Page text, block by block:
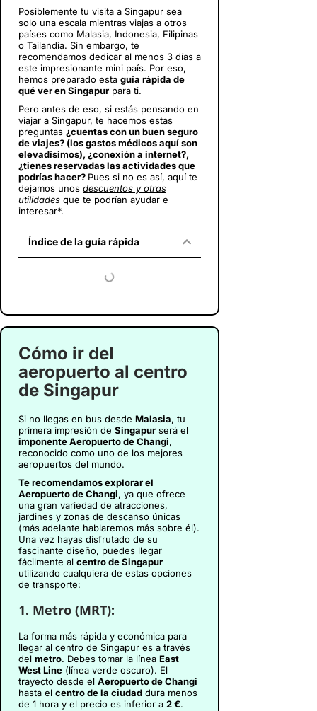
Posiblemente tu visita a Singapur sea
solo una escala mientras viajas a otros
países como Malasia, Indonesia, Filipinas
o Tailandia. Sin embargo, te
recomendamos dedicar al menos 3 días a
este impresionante mini país. Por eso,
hemos preparado esta guía rápida de
qué ver en Singapur para ti.
Pero antes de eso, si estás pensando en
viajar a Singapur, te hacemos estas
preguntas ¿cuentas con un buen seguro
de viajes? (los gastos médicos aquí son
elevadísimos), ¿conexión a internet?,
¿tienes reservadas las actividades que
podrías hacer? Pues si no es así, aquí te
dejamos unos descuentos y otras
utilidades que te podrían ayudar e
interesar*.
Índice de la guía rápida
Cómo ir del
aeropuerto al centro
de Singapur
Si no llegas en bus desde Malasia, tu
primera impresión de Singapur será el
imponente Aeropuerto de Changi,
reconocido como uno de los mejores
aeropuertos del mundo.
Te recomendamos explorar el
Aeropuerto de Changi, ya que ofrece
una gran variedad de atracciones,
jardines y zonas de descanso únicas
(más adelante hablaremos más sobre él).
Una vez hayas disfrutado de su
fascinante diseño, puedes llegar
fácilmente al centro de Singapur
utilizando cualquiera de estas opciones
de transporte:
1. Metro (MRT):
La forma más rápida y económica para
llegar al centro de Singapur es a través
del metro. Debes tomar la línea East
West Line (línea verde oscuro). El
trayecto desde el Aeropuerto de Changi
hasta el centro de la ciudad dura menos
de 1 hora y el precio es inferior a 2 €.